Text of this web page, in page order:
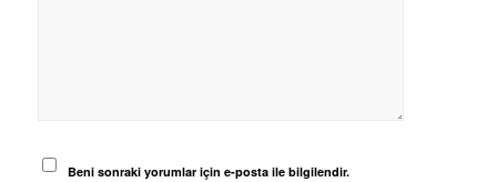
Beni sonraki yorumlar için e-posta ile bilgilendir.